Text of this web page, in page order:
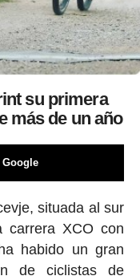
su primera
más de un año
situada al sur
carrera XCO con
habido un gran
de ciclistas de